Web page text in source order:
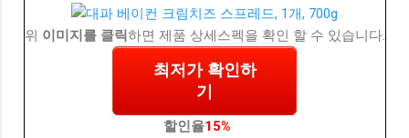
위 이미지를 클릭하면 제품 상세스펙을 확인 할 수 있습니다.
최저가 확인하
기
할인율15%